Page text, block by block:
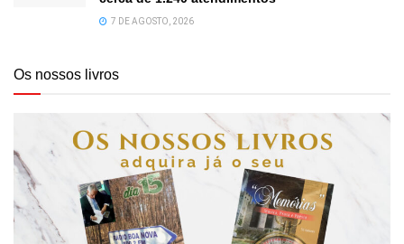
7 DE AGOSTO, 2026
Os nossos livros